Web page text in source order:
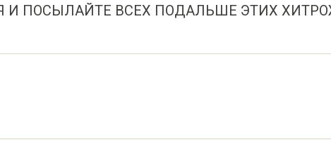
И ПОСЫЛАЙТЕ ВСЕХ ПОДАЛЬШЕ ЭТИХ